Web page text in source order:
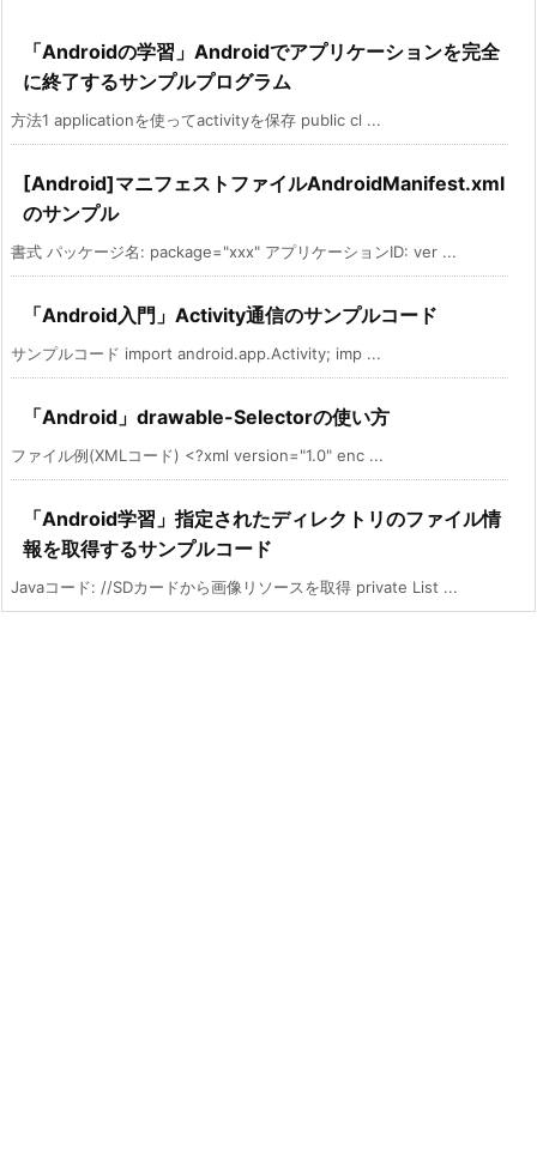
「Androidの学習」Androidでアプリケーションを完全
に終了するサンプルプログラム
方法1 applicationを使ってactivityを保存 public cl ...
[Android]マニフェストファイルAndroidManifest.xml
のサンプル
書式 パッケージ名: package="xxx" アプリケーションID: ver ...
「Android入門」Activity通信のサンプルコード
サンプルコード import android.app.Activity; imp ...
「Android」drawable-Selectorの使い方
ファイル例(XMLコード) <?xml version="1.0" enc ...
「Android学習」指定されたディレクトリのファイル情
報を取得するサンプルコード
Javaコード: //SDカードから画像リソースを取得 private List ...